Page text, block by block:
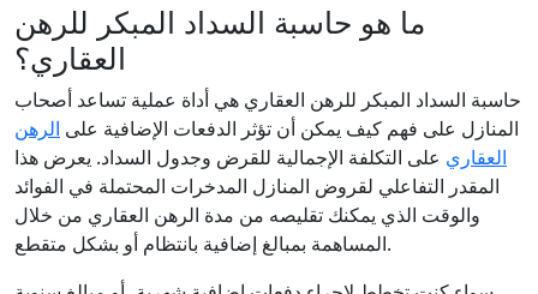
ما هو حاسبة السداد المبكر للرهن
العقاري؟
حاسبة السداد المبكر للرهن العقاري هي أداة عملية تساعد أصحاب
المنازل على فهم كيف يمكن أن تؤثر الدفعات الإضافية على الرهن
العقاري على التكلفة الإجمالية للقرض وجدول السداد. يعرض هذا
المقدر التفاعلي لقروض المنازل المدخرات المحتملة في الفوائد
والوقت الذي يمكنك تقليصه من مدة الرهن العقاري من خلال
المساهمة بمبالغ إضافية بانتظام أو بشكل متقطع.